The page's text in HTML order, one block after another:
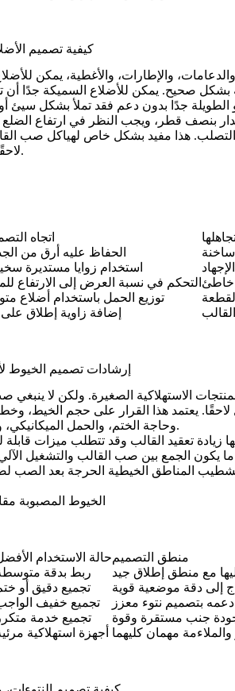
كيفية تصميم
والإطارات، والأغطية، يمكن
صحيح. يمكن للأضلاع السميكة جدًا أن
بنصف قطر، ويجب النظر في ارتفاع
التصلب. هذا مفيد بشكل خاص لهياكل صب
مع أجزاء أخرى.
اتجاه
الحفاظ عليه أرق من
استخدام زوايا مستديرة
التحكم في نسبة العرض إلى الارتفاع خاطئ
توزيع الحمل باستخدام أضلاع
إضافة زاوية إطلاق على
إرشادات تصميم الخيوط
الاستهلاكية الصغيرة. ولكن لا
يعتمد هذا القرار على حجم الخيط،
وحاجة الختم، والحمل الميكانيكي، ودورات التجميع المتوقعة.
تعقيد القالب وقد تتطلب ميزات قابلة
ما يكون الجمع بين صب القالب و
الخيوط المصبوبة
حالة الاستخداممنطق التصميم
ربط بدقة مع منطق إطلاق جيد
تجميع دقيق أو إلى دقة موضعية قوية
تجميع خفيف بتصميم نتوء معزز
تجميع خدمة متكرر جنب مستقرة وقوة
أجهزة استهلاكية والملاءمة مهمان كليهما